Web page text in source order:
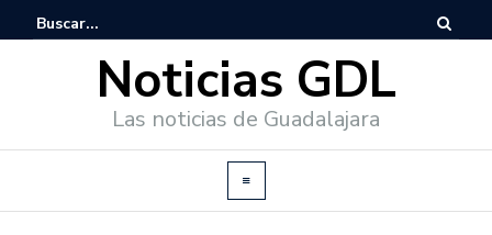
Noticias GDL
Las noticias de Guadalajara